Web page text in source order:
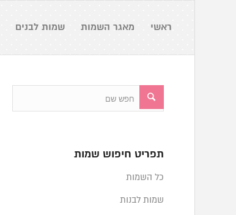
ראשי מאגר השמות שמות לבנים
תפריט חיפוש שמות
כל השמות
שמות לבנות